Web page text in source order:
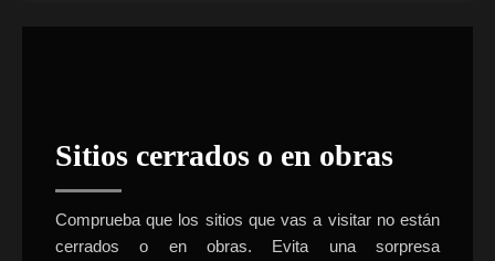
Sitios cerrados o en obras
Comprueba que los sitios que vas a visitar no están
cerrados o en obras. Evita una sorpresa